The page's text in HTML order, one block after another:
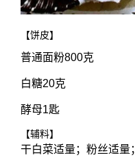
【饼皮】
普通面粉800克
白糖20克
酵母1匙
【辅料】
干白菜适量；粉丝适量